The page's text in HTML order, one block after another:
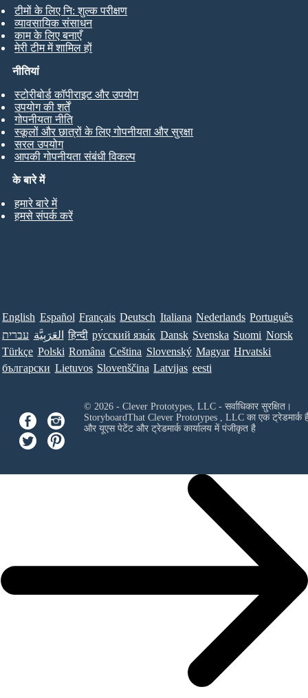
टीमों के लिए नि: शुल्क परीक्षण
व्यावसायिक संसाधन
काम के लिए बनाएँ
मेरी टीम में शामिल हों
के बारे में
हमारे बारे में
हमसे संपर्क करें
नीतियां
स्टोरीबोर्ड कॉपीराइट और उपयोग
उपयोग की शर्तें
गोपनीयता नीति
स्कूलों और छात्रों के लिए गोपनीयता और सुरक्षा
सरल उपयोग
आपकी गोपनीयता संबंधी विकल्प
English Español Français Deutsch Italiana Nederlands Português
עברית العَرَبِيَّة हिन्दी ру́сский язы́к Dansk Svenska Suomi Norsk
Türkçe Polski Româna Ceština Slovenský Magyar Hrvatski
български Lietuvos Slovenščina Latvijas eesti
© 2026 - Clever Prototypes, LLC - सर्वाधिकार सुरक्षित।
StoryboardThat Clever Prototypes , LLCका एक ट्रेडमार्क
और यूएस पेटेंट और ट्रेडमार्क कार्यालय में पंजीकृत है